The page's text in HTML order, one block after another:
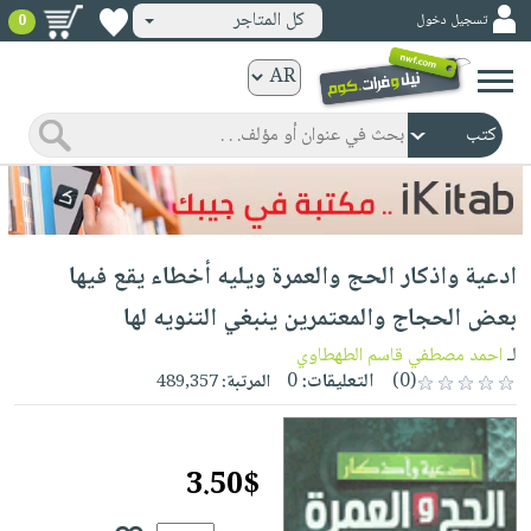
ورقية
المواضيع
صدر
حديثاً
الأكثر
مبيعاً
جوائز
شحن
مخفض
عروض
خاصة
صفحات
مشوقة
كتب
الكترونية
الرئيسية
صدر
حديثاً
الأكثر
مبيعاً
كتب
مجانية
كتب
صوتية
الصفحة
الرئيسية
masmu3
بلا
حدود
أطفال
وناشئة
الصفحةوسائل
تسجيل دخول كل المتاجر 0
ادعية واذكار الحج والعمرة ويليه أخطاء يقع فيها
بعض الحجاج والمعتمرين ينبغي التنويه لها
لـاحمد مصطفي قاسم الطهطاوي
(0)
التعليقات:0 المرتبة:489,357
3.50$